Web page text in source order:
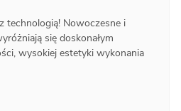
technologią! Nowoczesne i
się doskonałym
wysokiej estetyki wykonania